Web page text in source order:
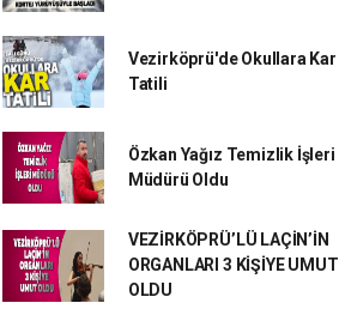
Vezirköprü'de Okullara Kar
Tatili
Özkan Yağız Temizlik İşleri
Müdürü Oldu
VEZİRKÖPRÜ’LÜ LAÇİN’İN
ORGANLARI 3 KİŞİYE UMUT
OLDU